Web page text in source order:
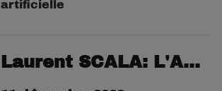
artificielle
Laurent SCALA: L'AS Fabrègues qualifiée pour les 32èmes de finale!